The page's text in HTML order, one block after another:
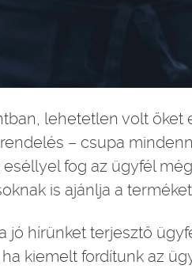
lehetetlen volt
– csupa
fog az ügyfél
is ajánlja a
jó hírünket terjesztő
kiemelt fordítunk az